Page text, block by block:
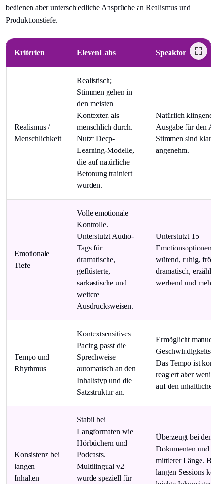
bedienen aber unterschiedliche Ansprüche an Realismus und
Produktionstiefe.
Kriterien ElevenLabs Speaktor
Realismus /
Menschlichkeit
Realistisch;
Stimmen gehen in
den meisten
Kontexten als
menschlich durch.
Nutzt Deep-
Learning-Modelle,
die auf natürliche
Betonung trainiert
wurden.
Natürlich klingende
Ausgabe für den
Stimmen sind klar
angenehm.
Emotionale
Tiefe
Volle emotionale
Kontrolle.
Unterstützt Audio-
Tags für
dramatische,
geflüsterte,
sarkastische und
weitere
Ausdrucksweisen.
Unterstützt 15
Emotionsoptionen,
wütend, ruhig,
dramatisch,
werbend und mehr.
Tempo und
Rhythmus
Kontextsensitives
Pacing passt die
Sprechweise
automatisch an den
Inhaltstyp und die
Satzstruktur an.
Ermöglicht
Das Tempo ist
reagiert aber
auf den
Konsistenz bei
langen
Inhalten
Stabil bei
Langformaten wie
Hörbüchern und
Podcasts.
Multilingual v2
wurde speziell für
Überzeugt bei den
Dokumenten und
mittlerer Länge.
langen Sessions